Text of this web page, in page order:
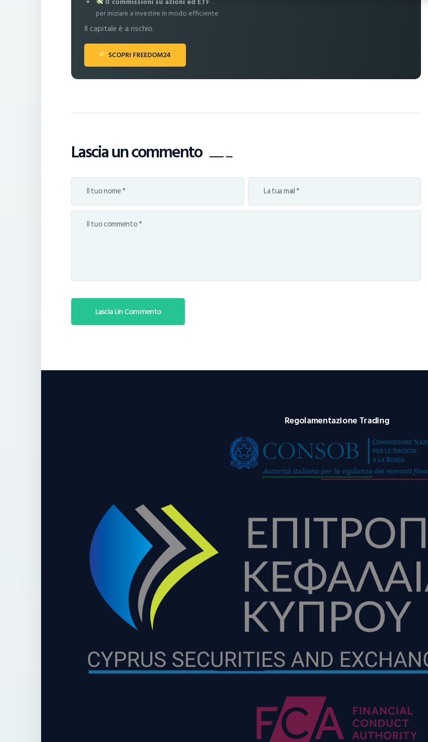
per iniziare a investire in modo efficiente
Il capitale è a rischio.
SCOPRI FREEDOM24
Lascia un commento
Regolamentazione Trading